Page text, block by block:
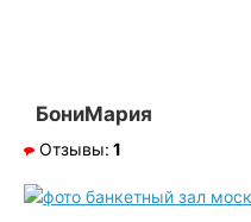
БониМария
Отзывы: 1